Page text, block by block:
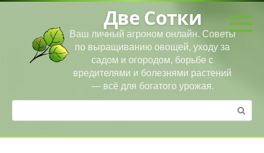
Перейти
Две Сотки
Ваш личный агроном онлайн. Советы
по выращиванию овощей, уходу за
садом и огородом, борьбе с
вредителями и болезнями растений
— всё для богатого урожая.
Поиск: